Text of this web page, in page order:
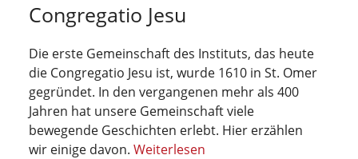
Congregatio Jesu
Die erste Gemeinschaft des Instituts, das heute
die Congregatio Jesu ist, wurde 1610 in St. Omer
gegründet. In den vergangenen mehr als 400
Jahren hat unsere Gemeinschaft viele
bewegende Geschichten erlebt. Hier erzählen
wir einige davon. Weiterlesen